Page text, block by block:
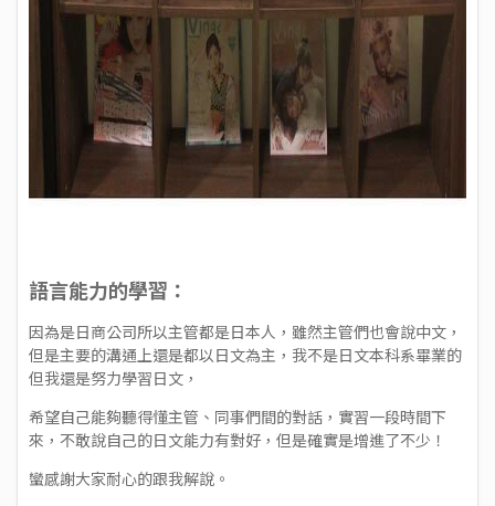
語言能力的學習：
因為是日商公司所以主管都是日本人，雖然主管們也會說中文，
但是主要的溝通上還是都以日文為主，我不是日文本科系畢業的
但我還是努力學習日文，
希望自己能夠聽得懂主管、同事們間的對話，實習一段時間下
來，不敢說自己的日文能力有對好，但是確實是增進了不少！
蠻感謝大家耐心的跟我解說。